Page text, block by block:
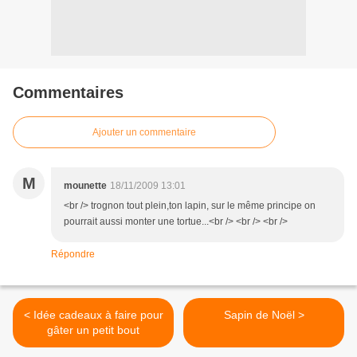
Commentaires
Ajouter un commentaire
M mounette 18/11/2009 13:01
<br /> trognon tout plein,ton lapin, sur le même principe on
pourrait aussi monter une tortue...<br /> <br /> <br />
Répondre
< Idée cadeaux à faire pour
gâter un petit bout
Sapin de Noël >